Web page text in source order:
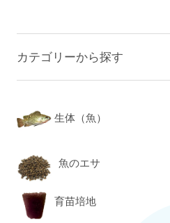
カテゴリーから探す
生体（魚）
魚のエサ
育苗培地